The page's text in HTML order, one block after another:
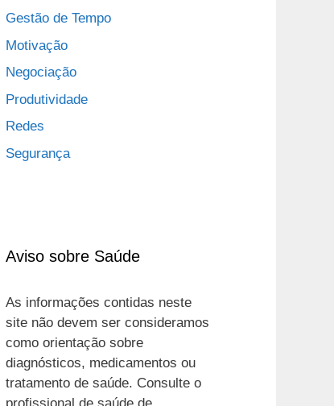
Gestão de Tempo
Motivação
Negociação
Produtividade
Redes
Segurança
Aviso sobre Saúde
As informações contidas neste
site não devem ser consideramos
como orientação sobre
diagnósticos, medicamentos ou
tratamento de saúde. Consulte o
profissional de saúde de